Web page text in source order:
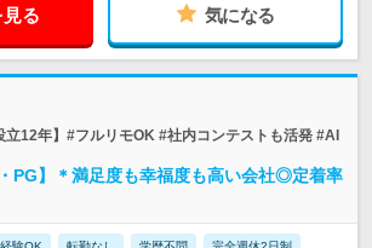
る 気になる
12年】#フルリモOK #社内コンテストも活発 #AI
PG】＊満足度も幸福度も高い会社◎定着率